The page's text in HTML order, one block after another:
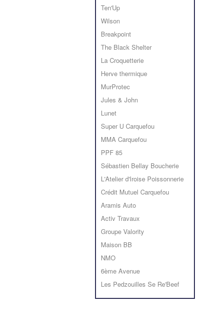
Ten'Up
Wilson
Breakpoint
The Black Shelter
La Croquetterie
Herve thermique
MurProtec
Jules & John
Lunet
Super U Carquefou
MMA Carquefou
PPF 85
Sébastien Bellay Boucherie
L'Atelier d'Iroise Poissonnerie
Crédit Mutuel Carquefou
Aramis Auto
Activ Travaux
Groupe Valority
Maison BB
NMO
6ème Avenue
Les Pedzouilles Se Re'Beef